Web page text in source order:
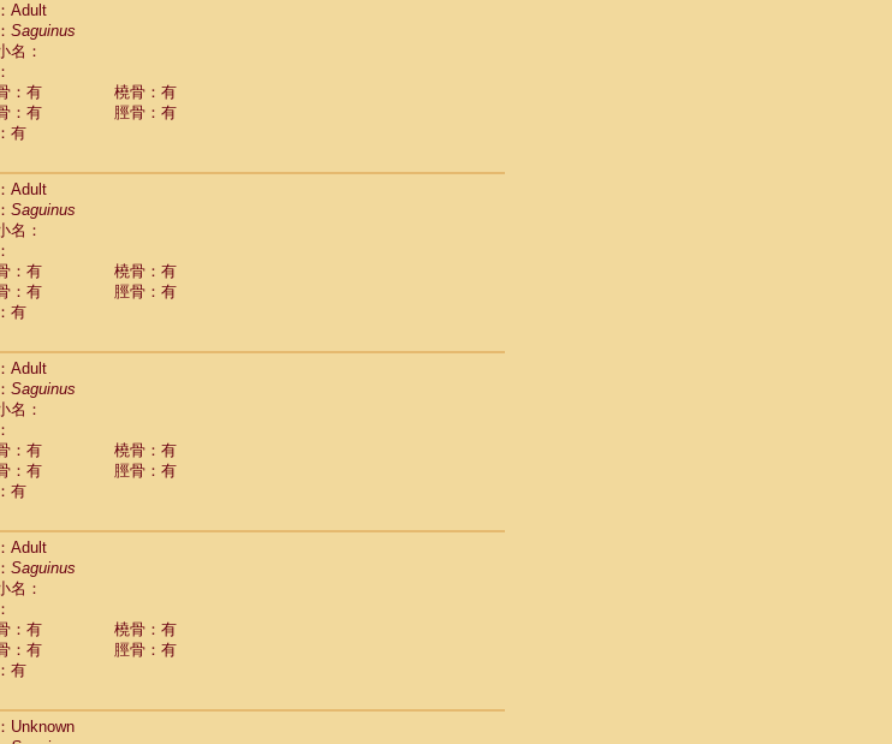
(1)
Adult
Saguinus
名：
：有
橈骨：有
：有
脛骨：有
有
Adult
Saguinus
名：
：有
橈骨：有
：有
脛骨：有
有
Adult
Saguinus
名：
：有
橈骨：有
：有
脛骨：有
有
Adult
Saguinus
名：
：有
橈骨：有
：有
脛骨：有
有
Unknown